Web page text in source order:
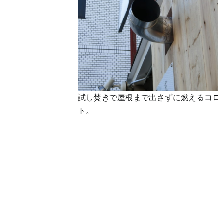
試し焚きで屋根まで出さずに燃えるコ
ト。